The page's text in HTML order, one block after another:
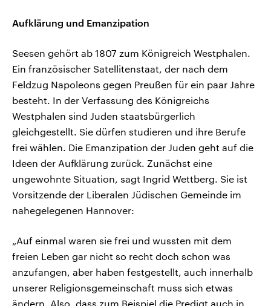
Aufklärung und Emanzipation
Seesen gehört ab 1807 zum Königreich Westphalen.
Ein französischer Satellitenstaat, der nach dem
Feldzug Napoleons gegen Preußen für ein paar Jahre
besteht. In der Verfassung des Königreichs
Westphalen sind Juden staatsbürgerlich
gleichgestellt. Sie dürfen studieren und ihre Berufe
frei wählen. Die Emanzipation der Juden geht auf die
Ideen der Aufklärung zurück. Zunächst eine
ungewohnte Situation, sagt Ingrid Wettberg. Sie ist
Vorsitzende der Liberalen Jüdischen Gemeinde im
nahegelegenen Hannover:
„Auf einmal waren sie frei und wussten mit dem
freien Leben gar nicht so recht doch schon was
anzufangen, aber haben festgestellt, auch innerhalb
unserer Religionsgemeinschaft muss sich etwas
ändern. Also, dass zum Beispiel die Predigt auch in